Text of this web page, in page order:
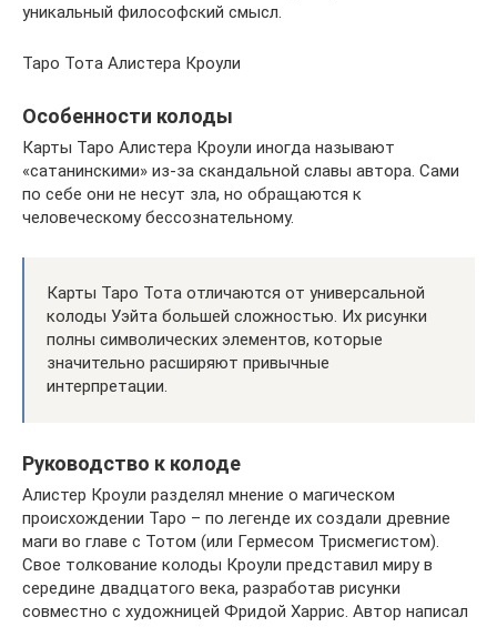
уникальный философский смысл.
Таро Тота Алистера Кроули
Особенности колоды
Карты Таро Алистера Кроули иногда называют
«сатанинскими» из-за скандальной славы автора. Сами
по себе они не несут зла, но обращаются к
человеческому бессознательному.
Карты Таро Тота отличаются от универсальной
колоды Уэйта большей сложностью. Их рисунки
полны символических элементов, которые
значительно расширяют привычные
интерпретации.
Руководство к колоде
Алистер Кроули разделял мнение о магическом
происхождении Таро – по легенде их создали древние
маги во главе с Тотом (или Гермесом Трисмегистом).
Свое толкование колоды Кроули представил миру в
середине двадцатого века, разработав рисунки
совместно с художницей Фридой Харрис. Автор написал